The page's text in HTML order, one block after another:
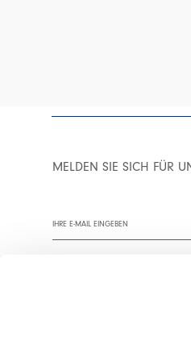
MELDEN SIE SICH FÜR
Wir empfehlen Ihnen,